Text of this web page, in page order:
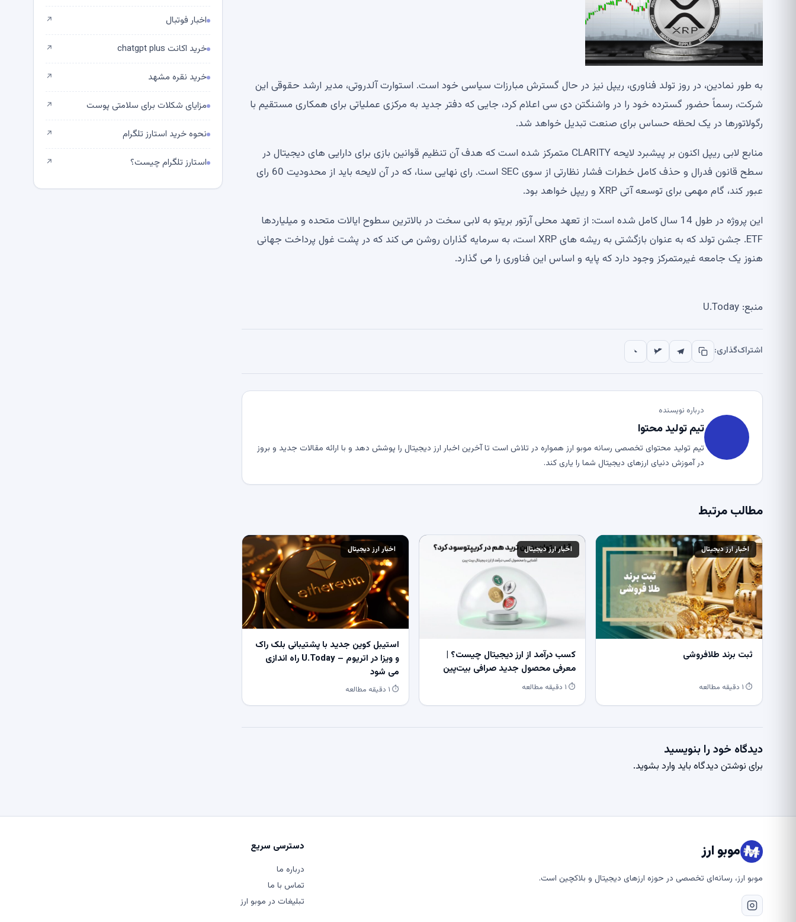
به طور نمادین، در روز تولد فناوری، ریپل نیز در حال گسترش مبارزات سیاسی خود است. استوارت آلدروتی، مدیر ارشد حقوقی این
شرکت، رسماً حضور گسترده خود را در واشنگتن دی سی اعلام کرد، جایی که دفتر جدید به مرکزی عملیاتی برای همکاری مستقیم با
رگولاتورها در یک لحظه حساس برای صنعت تبدیل خواهد شد.
منابع لابی ریپل اکنون بر پیشبرد لایحه CLARITY متمرکز شده است که هدف آن تنظیم قوانین بازی برای دارایی های دیجیتال در
سطح قانون فدرال و حذف کامل خطرات فشار نظارتی از سوی SEC است. رای نهایی سنا، که در آن لایحه باید از محدودیت 60 رای
عبور کند، گام مهمی برای توسعه آتی XRP و ریپل خواهد بود.
این پروژه در طول 14 سال کامل شده است: از تعهد محلی آرتور بریتو به لابی سخت در بالاترین سطوح ایالات متحده و میلیاردها
ETF. جشن تولد که به عنوان بازگشتی به ریشه های XRP است، به سرمایه گذاران روشن می کند که در پشت غول پرداخت جهانی
هنوز یک جامعه غیرمتمرکز وجود دارد که پایه و اساس این فناوری را می گذارد.
منبع: U.Today
اشتراک‌گذاری:
درباره نویسنده
تیم تولید محتوا
تیم تولید محتوای تخصصی رسانه موبو ارز همواره در تلاش است تا آخرین اخبار ارز دیجیتال را پوشش دهد و با ارائه مقالات جدید و بروز
در آموزش دنیای ارزهای دیجیتال شما را یاری کند.
مطالب مرتبط
اخبار ارز دیجیتال
ثبت برند طلافروشی
⏱ ۱ دقیقه مطالعه
اخبار ارز دیجیتال
کسب درآمد از ارز دیجیتال چیست؟ |
معرفی محصول جدید صرافی بیت‌پین
⏱ ۱ دقیقه مطالعه
اخبار ارز دیجیتال
استیبل کوین جدید با پشتیبانی بلک راک
و ویزا در اتریوم – U.Today راه اندازی
می شود
⏱ ۱ دقیقه مطالعه
دیدگاه خود را بنویسید
برای نوشتن دیدگاه باید وارد بشوید.
اخبار فوتبال ↗
خرید اکانت chatgpt plus ↗
خرید نقره مشهد ↗
مزایای شکلات برای سلامتی پوست ↗
نحوه خرید استارز تلگرام ↗
استارز تلگرام چیست؟ ↗
موبو ارز
موبو ارز، رسانه‌ای تخصصی در حوزه ارزهای دیجیتال و بلاکچین است.
دسترسی سریع
درباره ما
تماس با ما
تبلیغات در موبو ارز